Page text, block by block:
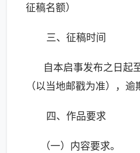
征稿名额）
三、征稿时间
自本启事发布之日起
（以当地邮戳为准），逾
四、作品要求
（一）内容要求。